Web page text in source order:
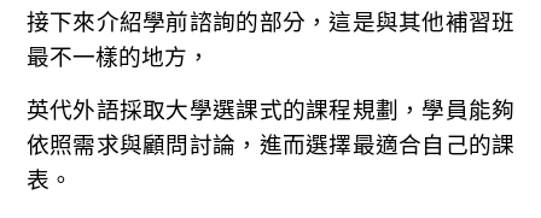
接下來介紹學前諮詢的部分，這是與其他補習班
最不一樣的地方，
英代外語採取大學選課式的課程規劃，學員能夠
依照需求與顧問討論，進而選擇最適合自己的課
表。